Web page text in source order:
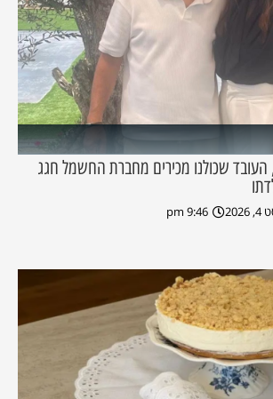
שכולנו מכירים מחברת החשמל חגג
9:46 pm